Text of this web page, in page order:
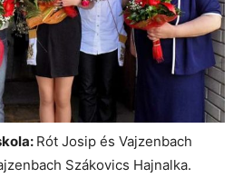
Rót Josip és Vajzenbach
Szákovics Hajnalka.